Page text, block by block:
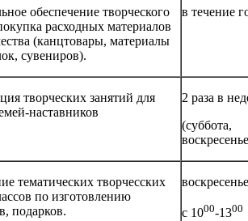
обеспечение творческого
расходных материалов
(канцтовары, материалы
сувениров).
в течение
творческих занятий для
наставников
2 раза в
(суббота,
тематических творчесских
по изготовлению
подарков.
воскресенье
с 1000-1300